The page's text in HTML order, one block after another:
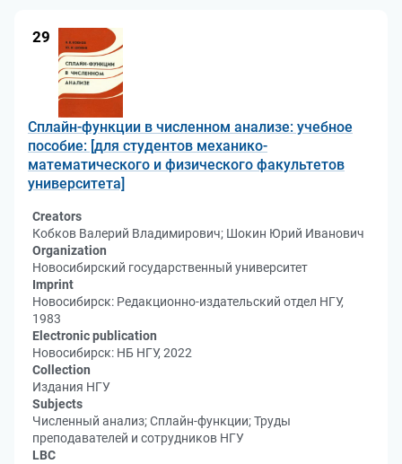
29
Сплайн-функции в численном анализе: учебное
пособие: [для студентов механико-
математического и физического факультетов
университета]
Creators
Кобков Валерий Владимирович; Шокин Юрий Иванович
Organization
Новосибирский государственный университет
Imprint
Новосибирск: Редакционно-издательский отдел НГУ,
1983
Electronic publication
Новосибирск: НБ НГУ, 2022
Collection
Издания НГУ
Subjects
Численный анализ; Сплайн-функции; Труды
преподавателей и сотрудников НГУ
LBC